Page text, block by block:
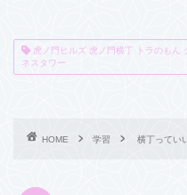
虎ノ門ヒルズ 虎ノ門横丁 トラのもん
ネスタワー
HOME 学習 横丁ってい